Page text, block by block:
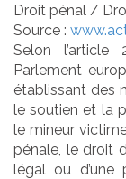
Droit pénal /
Source :
Selon
Parlement
établissant des
le soutien et la
le mineur
pénale, le droit
légal ou d’une